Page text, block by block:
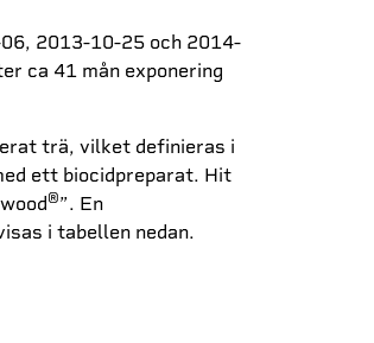
2013-10-25 och 2014-
ca 41 mån exponering
trä, vilket definieras i
ett biocidpreparat. Hit
®”. En
i tabellen nedan.